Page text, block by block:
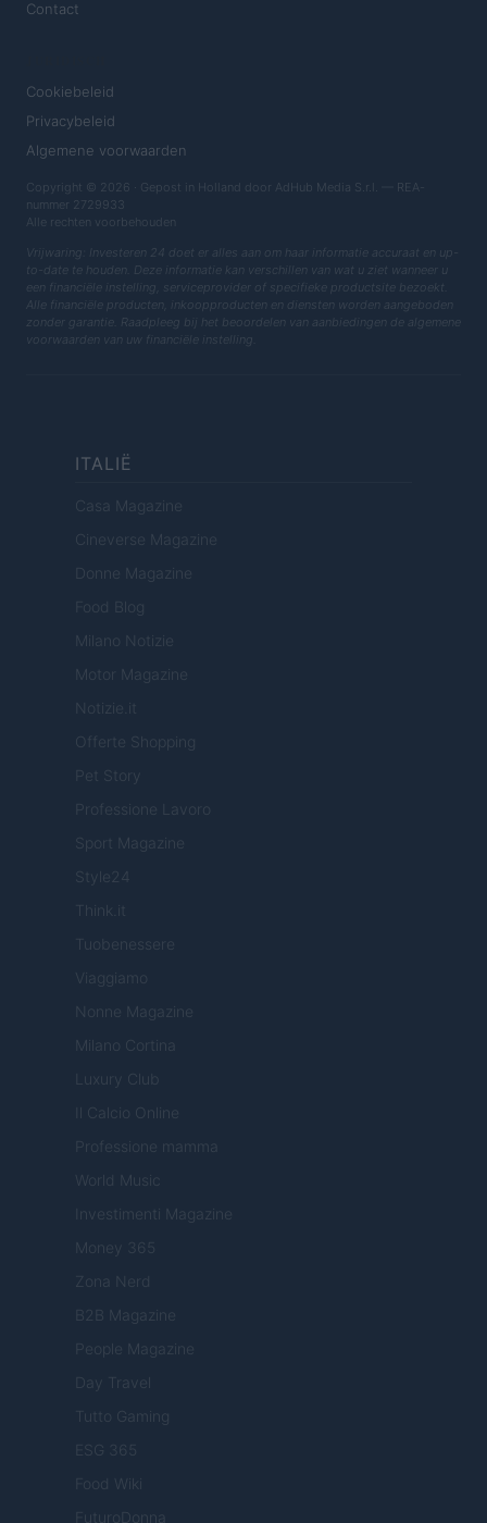
Contact
Cookiebeleid
Privacybeleid
Algemene voorwaarden
Copyright © 2026 · Gepost in Holland door AdHub Media S.r.l. — REA-
nummer 2729933
Alle rechten voorbehouden
Vrijwaring: Investeren 24 doet er alles aan om haar informatie accuraat en up-
to-date te houden. Deze informatie kan verschillen van wat u ziet wanneer u
een financiële instelling, serviceprovider of specifieke productsite bezoekt.
Alle financiële producten, inkoopproducten en diensten worden aangeboden
zonder garantie. Raadpleeg bij het beoordelen van aanbiedingen de algemene
voorwaarden van uw financiële instelling.
ITALIË
Casa Magazine
Cineverse Magazine
Donne Magazine
Food Blog
Milano Notizie
Motor Magazine
Notizie.it
Offerte Shopping
Pet Story
Professione Lavoro
Sport Magazine
Style24
Think.it
Tuobenessere
Viaggiamo
Nonne Magazine
Milano Cortina
Luxury Club
Il Calcio Online
Professione mamma
World Music
Investimenti Magazine
Money 365
Zona Nerd
B2B Magazine
People Magazine
Day Travel
Tutto Gaming
ESG 365
Food Wiki
FuturoDonna